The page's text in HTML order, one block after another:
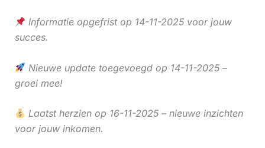
Informatie opgefrist op 14-11-2025 voor jouw
succes.
Nieuwe update toegevoegd op 14-11-2025 –
groei mee!
Laatst herzien op 16-11-2025 – nieuwe inzichten
voor jouw inkomen.